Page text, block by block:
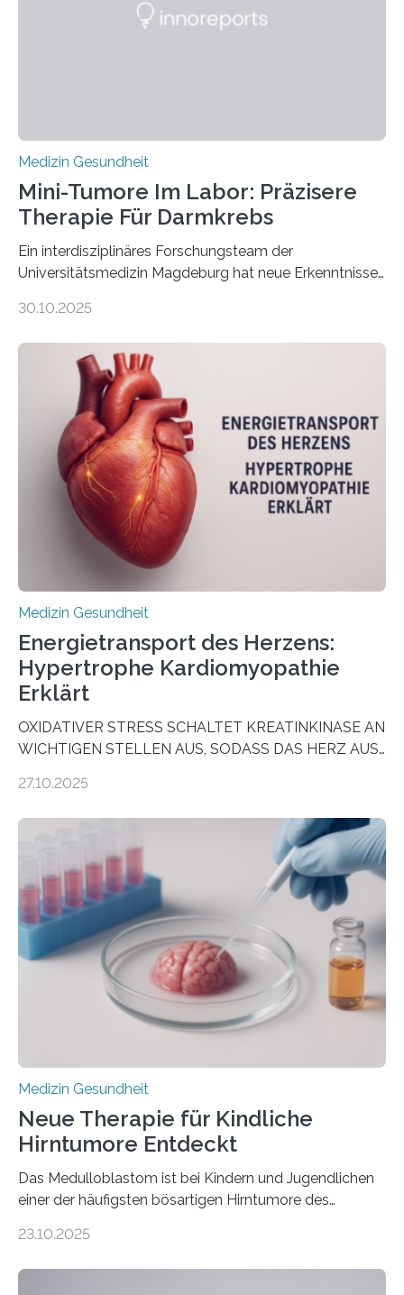
Medizin Gesundheit
Mini-Tumore Im Labor: Präzisere
Therapie Für Darmkrebs
Ein interdisziplinäres Forschungsteam der
Universitätsmedizin Magdeburg hat neue Erkenntnisse
behandelt werden kann. In ihrer aktuellen Studie,
Oncology, zeigen die Forschenden, dass Mini-Tumore
aus Gewebe von Patientinnen und Patienten –
sogenannte Organoide – genutzt werden können, um
vorab zu prüfen, welche Medikamente am besten
wirken. Dabei wurde ein Eiweiß identifiziert, das künftig
als Biomarker für die Wahl der passenden Therapie
dienen könnte. Darmkrebs zählt weltweit zu den
häufigsten Krebsarten und stellt…
30.10.2025
Medizin Gesundheit
Energietransport des Herzens:
Hypertrophe Kardiomyopathie
Erklärt
OXIDATIVER STRESS SCHALTET KREATINKINASE AN
WICHTIGEN STELLEN AUS, SODASS DAS HERZ AUS
aus dem Deutschen Zentrum für Herzinsuffizienz
im Journal Circulation, warum der Energietransport bei
der Hypertrophen Kardiomyopathie (HCM) versagen
kann und wie sich durch eine Verringerung der
Herzbelastung und des oxidativen Stresses
Rhythmusstörungen reduzieren lassen. Würzburg. Die
hypertrophe Kardiomyopathie (HCM) ist die häufigste
erblich bedingte Herzerkrankung. Sie führt dazu, dass
sich die linke Herzkammer verdickt, der Herzmuskel zu
stark kontrahiert…
27.10.2025
Medizin Gesundheit
Neue Therapie für Kindliche
Hirntumore Entdeckt
Das Medulloblastom ist bei Kindern und Jugendlichen
einer der häufigsten bösartigen Hirntumore des
Betroffenen können mit heutigen Methoden geheilt
23.10.2025